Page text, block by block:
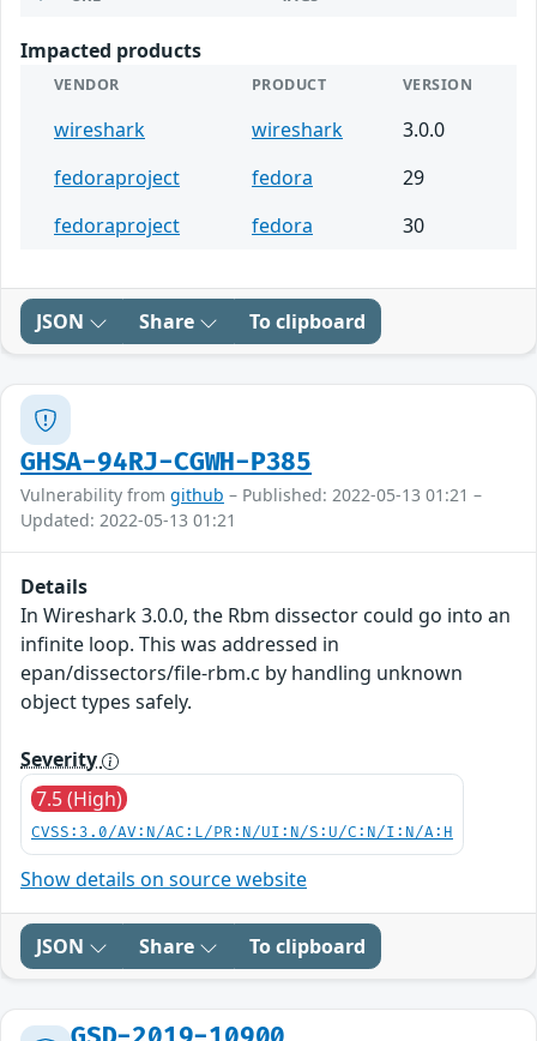
Impacted products
VENDOR PRODUCT VERSION
wireshark wireshark
3.0.0
fedoraproject
fedora
29
fedoraproject
fedora 30
JSON Share To clipboard
GHSA-94RJ-CGWH-P385
Vulnerability from github – Published: 2022-05-13 01:21 –
Updated: 2022-05-13 01:21
Details
In Wireshark 3.0.0, the Rbm dissector could go into an
infinite loop. This was addressed in
epan/dissectors/file-rbm.c by handling unknown
object types safely.
Severity
7.5 (High)
CVSS:3.0/AV:N/AC:L/PR:N/UI:N/S:U/C:N/I:N/A:H
Show details on source website
JSON Share To clipboard